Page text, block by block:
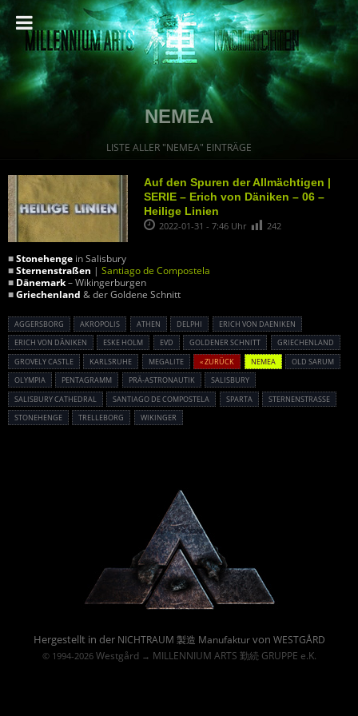
NEMEA
LISTE ALLER "NEMEA" EINTRÄGE
Auf den Spuren der Allmächtigen |
SERIE – Erich von Däniken – 06 –
Heilige Linien
2022-01-31 - 7:46 Uhr 242
■Stonehenge in Salisbury
■Sternenstraßen | Santiago de Compostela
■ Dänemark– Wikingerburgen
■Griechenland & der Goldene Schnitt
AGGERSBORG AKROPOLIS ATHEN DELPHI
ERICH VON DAENIKEN
ERICH VON DÄNIKEN
ESKE HOLM EVD GOLDENER SCHNITT
GRIECHENLAND
GROVELY CASTLE
KARLSRUHE MEGALITE « ZURÜCK NEMEA
OLD SARUM
OLYMPIA
PENTAGRAMM PRÄ-ASTRONAUTIK
SALISBURY
SALISBURY CATHEDRAL
SANTIAGO DE COMPOSTELA SPARTA
STERNENSTRASSE
STONEHENGE
TRELLEBORG WIKINGER
Hergestellt in der NICHTRAUM 製造 Manufakturvon WESTGÅRD
© 1994-2026 Westgård→ MILLENNIUM ARTS 勤続 GRUPPE e.K.
Powered By :